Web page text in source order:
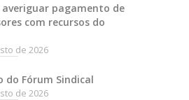
averiguar pagamento de
com recursos do
de 2026
do Fórum Sindical
de 2026